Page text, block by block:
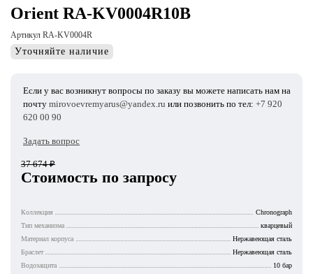
Orient RA-KV0004R10B
Артикул RA-KV0004R
Уточняйте наличие
Если у вас возникнут вопросы по заказу вы можете написать нам на
почту mirovoevremyarus@yandex.ru или позвонить по тел: +7 920
620 00 90
Задать вопрос
37 674₽
Стоимость по запросу
Коллекция
Chronograph
Тип механизма
кварцевый
Материал корпуса
Нержавеющая сталь
Браслет
Нержавеющая сталь
Водозащита
10 бар